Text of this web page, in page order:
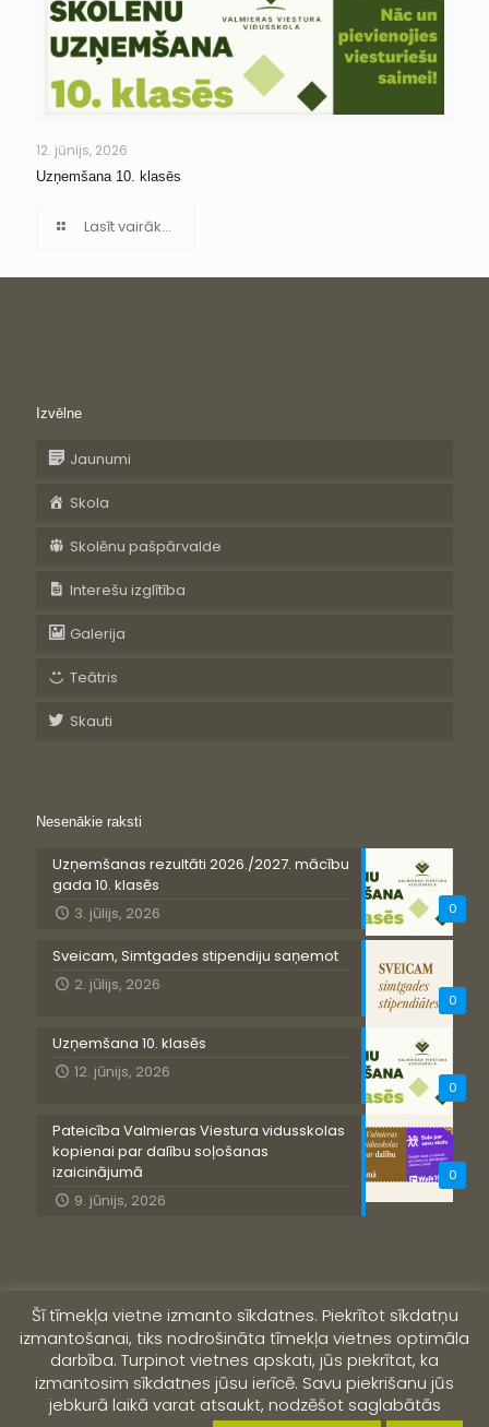
12. jūnijs, 2026
Uzņemšana 10. klasēs
Lasīt vairāk...
Izvēlne
Jaunumi
Skola
Skolēnu pašpārvalde
Interešu izglītība
Galerija
Teātris
Skauti
Nesenākie raksti
0
Uzņemšanas rezultāti 2026./2027. mācību
gada 10. klasēs
3. jūlijs, 2026
0
Sveicam, Simtgades stipendiju saņemot
2. jūlijs, 2026
0
Uzņemšana 10. klasēs
12. jūnijs, 2026
0
Pateicība Valmieras Viestura vidusskolas
kopienai par dalību soļošanas
izaicinājumā
9. jūnijs, 2026
© 2019 Valmieras Viestura vidusskola
Šī tīmekļa vietne izmanto sīkdatnes. Piekrītot sīkdatņu
izmantošanai, tiks nodrošināta tīmekļa vietnes optimāla
darbība. Turpinot vietnes apskati, jūs piekrītat, ka
izmantosim sīkdatnes jūsu ierīcē. Savu piekrišanu jūs
jebkurā laikā varat atsaukt, nodzēšot saglabātās